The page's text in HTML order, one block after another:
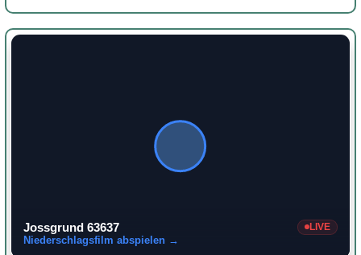
Jossgrund 63637 LIVE
Niederschlagsfilm abspielen →